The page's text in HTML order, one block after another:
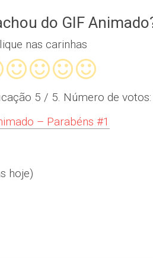
do GIF
nas carinhas
5 / 5. Número de votos:
– Parabéns #1
hoje)